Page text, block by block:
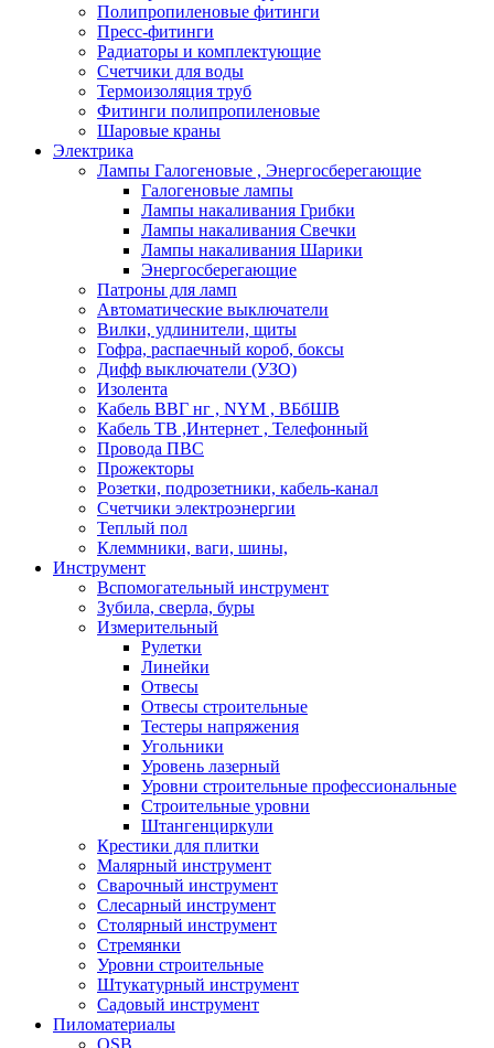
Полипропиленовые фитинги
Пресс-фитинги
Радиаторы и комплектующие
Счетчики для воды
Термоизоляция труб
Фитинги полипропиленовые
Шаровые краны
Электрика
Лампы Галогеновые , Энергосберегающие
Галогеновые лампы
Лампы накаливания Грибки
Лампы накаливания Свечки
Лампы накаливания Шарики
Энергосберегающие
Патроны для ламп
Автоматические выключатели
Вилки, удлинители, щиты
Гофра, распаечный короб, боксы
Дифф выключатели (УЗО)
Изолента
Кабель ВВГ нг , NYM , ВБбШВ
Кабель ТВ ,Интернет , Телефонный
Провода ПВС
Прожекторы
Розетки, подрозетники, кабель-канал
Счетчики электроэнергии
Теплый пол
Клеммники, ваги, шины,
Инструмент
Вспомогательный инструмент
Зубила, сверла, буры
Измерительный
Рулетки
Линейки
Отвесы
Отвесы строительные
Тестеры напряжения
Угольники
Уровень лазерный
Уровни строительные профессиональные
Строительные уровни
Штангенциркули
Крестики для плитки
Малярный инструмент
Сварочный инструмент
Слесарный инструмент
Столярный инструмент
Стремянки
Уровни строительные
Штукатурный инструмент
Садовый инструмент
Пиломатериалы
OSB